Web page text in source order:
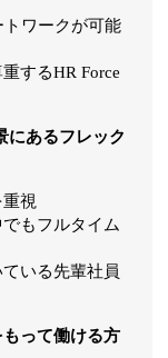
ワークが可能
するHR Force
にあるフレック
視
もフルタイム
いる先輩社員
って働ける方